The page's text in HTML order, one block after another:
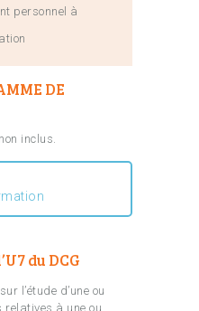
personnel à
DE
inclus.
du DCG
l’étude d’une ou
à une ou